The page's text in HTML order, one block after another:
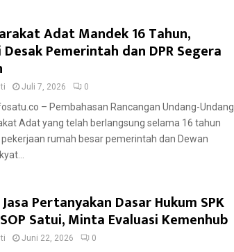
Adat Mandek 16 Tahun,
Pemerintah dan DPR Segera
Juli 7, 2026 0
– Pembahasan Rancangan Undang-Undang
Adat yang telah berlangsung selama 16 tahun
rumah besar pemerintah dan Dewan
Pertanyakan Dasar Hukum SPK
Satui, Minta Evaluasi Kemenhub
Juni 22, 2026 0